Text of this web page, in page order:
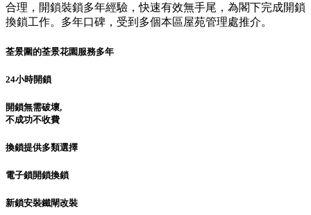
合理，開鎖裝鎖多年經驗，快速有效無手尾，為閣下完成開鎖
換鎖工作。多年口碑，受到多個本區屋苑管理處推介。
荃景圍的荃景花園服務多年
24小時開鎖
開鎖無需破壞,
不成功不收費
換鎖提供多類選擇
電子鎖開鎖換鎖
新鎖安裝鐵閘改裝